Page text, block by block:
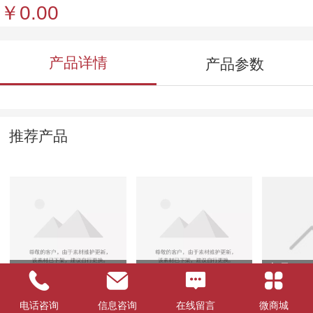
￥0.00
产品详情 产品参数
推荐产品
产品1
电话咨询 信息咨询 在线留言 微商城